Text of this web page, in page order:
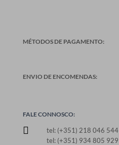
MÉTODOS DE PAGAMENTO:
ENVIO DE ENCOMENDAS:
FALE CONNOSCO:

tel: (+351) 218 046 544
tel: (+351) 934 805 929